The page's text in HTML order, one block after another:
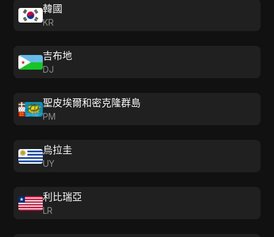
韓國
KR
吉布地
DJ
聖皮埃爾和密克隆群島
PM
烏拉圭
UY
利比瑞亞
LR